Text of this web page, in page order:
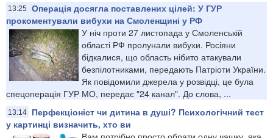
13:25
Операція досягла поставлених цілей: У ГУР
прокоментували вибухи на Смоленщині у РФ
У ніч проти 27 листопада у Смоленській
області РФ пролунали вибухи. Росіяни
бідкалися, що область нібито атакували
безпілотниками, передають Патріоти України.
Як повідомили джерела у розвідці, це була
спецоперація ГУР МО, передає "24 канал". До слова, ...
13:14
Перфекціоніст чи дитина в душі? Психологічний тест
у картинці визначить, хто ви